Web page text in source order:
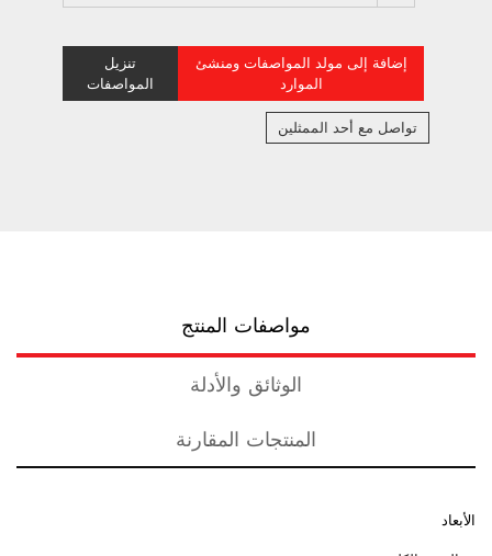
إضافة إلى مولد المواصفات ومنشئ
الموارد
تنزيل
المواصفات
تواصل مع أحد الممثلين
مواصفات المنتج
الوثائق والأدلة
المنتجات المقارنة
الأبعاد